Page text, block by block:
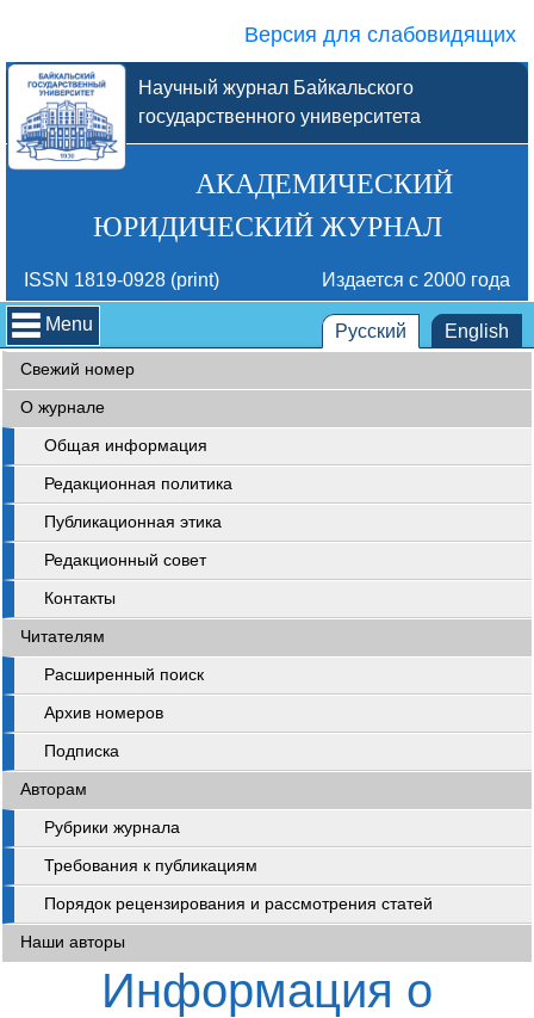
Версия для слабовидящих
Научный журнал Байкальского
государственного университета
АКАДЕМИЧЕСКИЙ
ЮРИДИЧЕСКИЙ ЖУРНАЛ
ISSN 1819-0928 (print) Издается с 2000 года
Menu Русский English
Свежий номер
О журнале
Общая информация
Редакционная политика
Публикационная этика
Редакционный совет
Контакты
Читателям
Расширенный поиск
Архив номеров
Подписка
Авторам
Рубрики журнала
Требования к публикациям
Порядок рецензирования и рассмотрения статей
Наши авторы
Информация о